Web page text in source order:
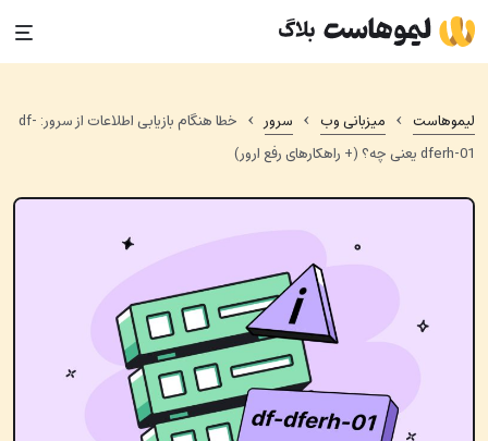
Skip
to
content
لیموهاست › میزبانی وب › سرور ›
خطا هنگام بازیابی اطلاعات از سرور: df-
dferh-01 یعنی چه؟ (+ راهکارهای رفع ارور)